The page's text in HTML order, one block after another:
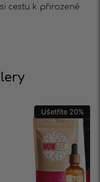
cestu k přirozené
Ušetříte 20%